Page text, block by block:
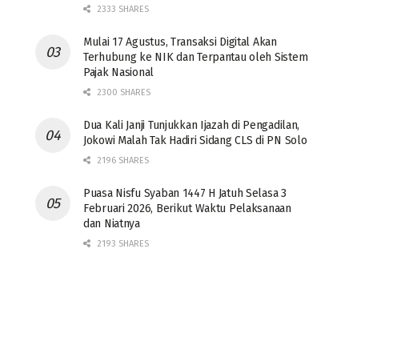
2333 SHARES
Mulai 17 Agustus, Transaksi Digital Akan
Terhubung ke NIK dan Terpantau oleh Sistem
Pajak Nasional
2300 SHARES
Dua Kali Janji Tunjukkan Ijazah di Pengadilan,
Jokowi Malah Tak Hadiri Sidang CLS di PN Solo
2196 SHARES
Puasa Nisfu Syaban 1447 H Jatuh Selasa 3
Februari 2026, Berikut Waktu Pelaksanaan
dan Niatnya
2193 SHARES